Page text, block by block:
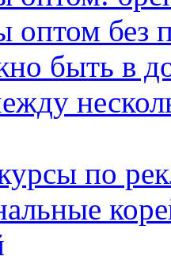
оптом без
быть в
по